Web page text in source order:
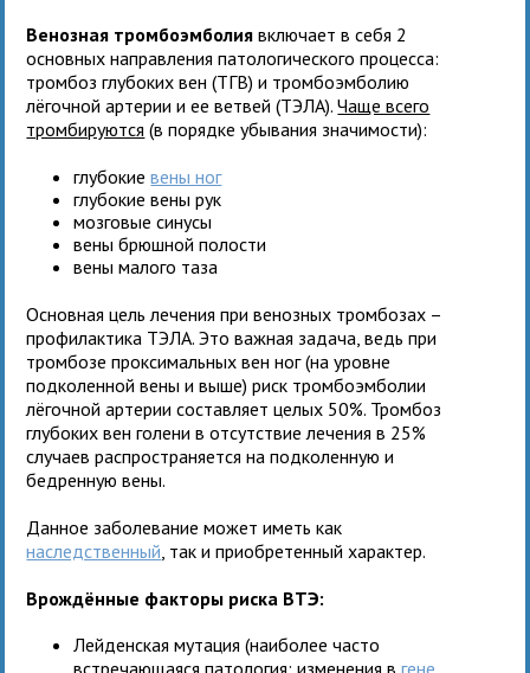
Венозная тромбоэмболия включает в себя 2
основных направления патологического процесса:
тромбоз глубоких вен (ТГВ) и тромбоэмболию
лёгочной артерии и ее ветвей (ТЭЛА).Чаще всего
тромбируются (в порядке убывания значимости):
глубокиевены ног
глубокие вены рук
мозговые синусы
вены брюшной полости
вены малого таза
Основная цель лечения при венозных тромбозах –
профилактика ТЭЛА. Это важная задача, ведь при
тромбозе проксимальных вен ног (на уровне
подколенной вены и выше) риск тромбоэмболии
лёгочной артерии составляет целых 50%. Тромбоз
глубоких вен голени в отсутствие лечения в 25%
случаев распространяется на подколенную и
бедренную вены.
Данное заболевание может иметь как
наследственный , так и приобретенный характер.
Врождённые факторы риска ВТЭ:
Лейденская мутация (наиболее часто
встречающаяся патология: изменения вгене